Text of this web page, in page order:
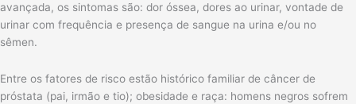
avançada, os sintomas são: dor óssea, dores ao urinar, vontade de
urinar com frequência e presença de sangue na urina e/ou no
sêmen.
Entre os fatores de risco estão histórico familiar de câncer de
próstata (pai, irmão e tio); obesidade e raça: homens negros sofrem